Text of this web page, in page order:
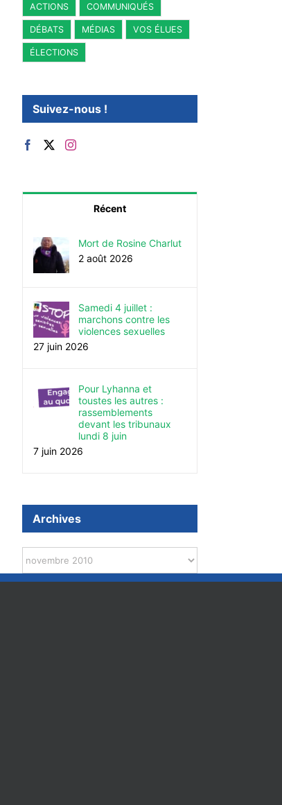
ACTIONS COMMUNIQUÉS
DÉBATS MÉDIAS VOS ÉLUES
ÉLECTIONS
Suivez-nous !
Récent
Mort de Rosine Charlut
2 août 2026
Samedi 4 juillet :
marchons contre les
violences sexuelles
27 juin 2026
Pour Lyhanna et
toustes les autres :
rassemblements
devant les tribunaux
lundi 8 juin
7 juin 2026
Archives
Archives